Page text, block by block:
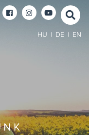
HU DE EN